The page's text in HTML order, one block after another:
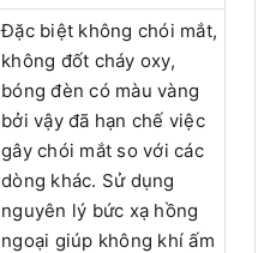
Đặc biệt không chói mắt,
không đốt cháy oxy,
bóng đèn có màu vàng
bởi vậy đã hạn chế việc
gây chói mắt so với các
dòng khác. Sử dụng
nguyên lý bức xạ hồng
ngoại giúp không khí ấm